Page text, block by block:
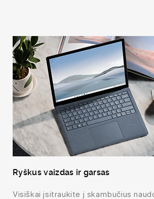
Ryškus vaizdas ir garsas
Visiškai įsitraukite į skambučius